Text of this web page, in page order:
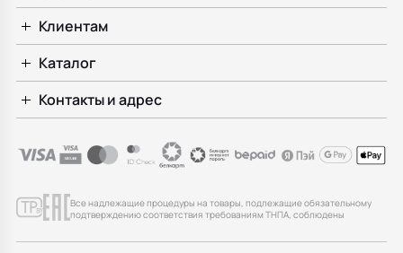
Клиентам
Каталог
Контакты и адрес
Все надлежащие процедуры на товары, подлежащие обязательному
подтверждению соответствия требованиям ТНПА, соблюдены